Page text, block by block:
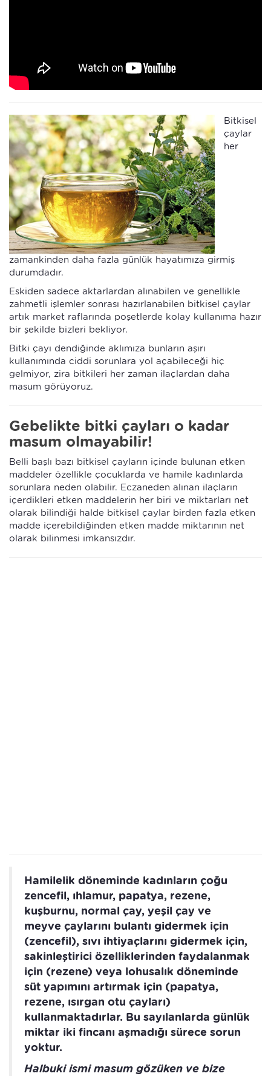
Bitkisel
çaylar
her
zamankinden daha fazla günlük hayatımıza girmiş
durumdadır.
Eskiden sadece aktarlardan alınabilen ve genellikle
zahmetli işlemler sonrası hazırlanabilen bitkisel çaylar
artık market raflarında poşetlerde kolay kullanıma hazır
bir şekilde bizleri bekliyor.
Bitki çayı dendiğinde aklımıza bunların aşırı
kullanımında ciddi sorunlara yol açabileceği hiç
gelmiyor, zira bitkileri her zaman ilaçlardan daha
masum görüyoruz.
Gebelikte bitki çayları o kadar
masum olmayabilir!
Belli başlı bazı bitkisel çayların içinde bulunan etken
maddeler özellikle çocuklarda ve hamile kadınlarda
sorunlara neden olabilir. Eczaneden alınan ilaçların
içerdikleri etken maddelerin her biri ve miktarları net
olarak bilindiği halde bitkisel çaylar birden fazla etken
madde içerebildiğinden etken madde miktarının net
olarak bilinmesi imkansızdır.
Hamilelik döneminde kadınların çoğu
zencefil, ıhlamur, papatya, rezene,
kuşburnu, normal çay, yeşil çay ve
meyve çaylarını bulantı gidermek için
(zencefil), sıvı ihtiyaçlarını gidermek için,
sakinleştirici özelliklerinden faydalanmak
için (rezene) veya lohusalık döneminde
süt yapımını artırmak için (papatya,
rezene, ısırgan otu çayları)
kullanmaktadırlar. Bu sayılanlarda günlük
miktar iki fincanı aşmadığı sürece sorun
yoktur.
Halbuki ismi masum gözüken ve bize